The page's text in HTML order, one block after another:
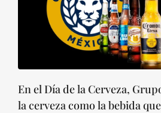
En el Día de la Cerveza,
la cerveza como la bebida